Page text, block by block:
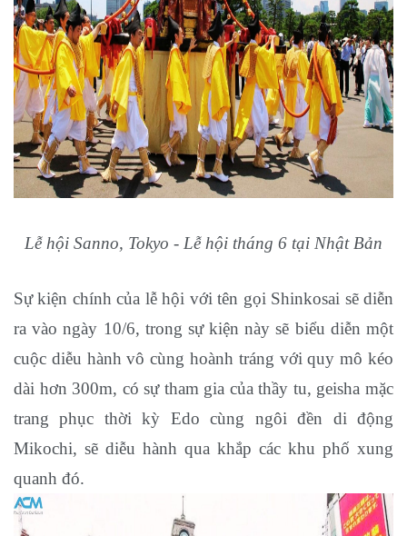
Lễ hội Sanno, Tokyo - Lễ hội tháng 6 tại Nhật Bản
Sự kiện chính của lễ hội với tên gọi Shinkosai sẽ diễn
ra vào ngày 10/6, trong sự kiện này sẽ biểu diễn một
cuộc diễu hành vô cùng hoành tráng với quy mô kéo
dài hơn 300m, có sự tham gia của thầy tu, geisha mặc
trang phục thời kỳ Edo cùng ngôi đền di động
Mikochi, sẽ diễu hành qua khắp các khu phố xung
quanh đó.